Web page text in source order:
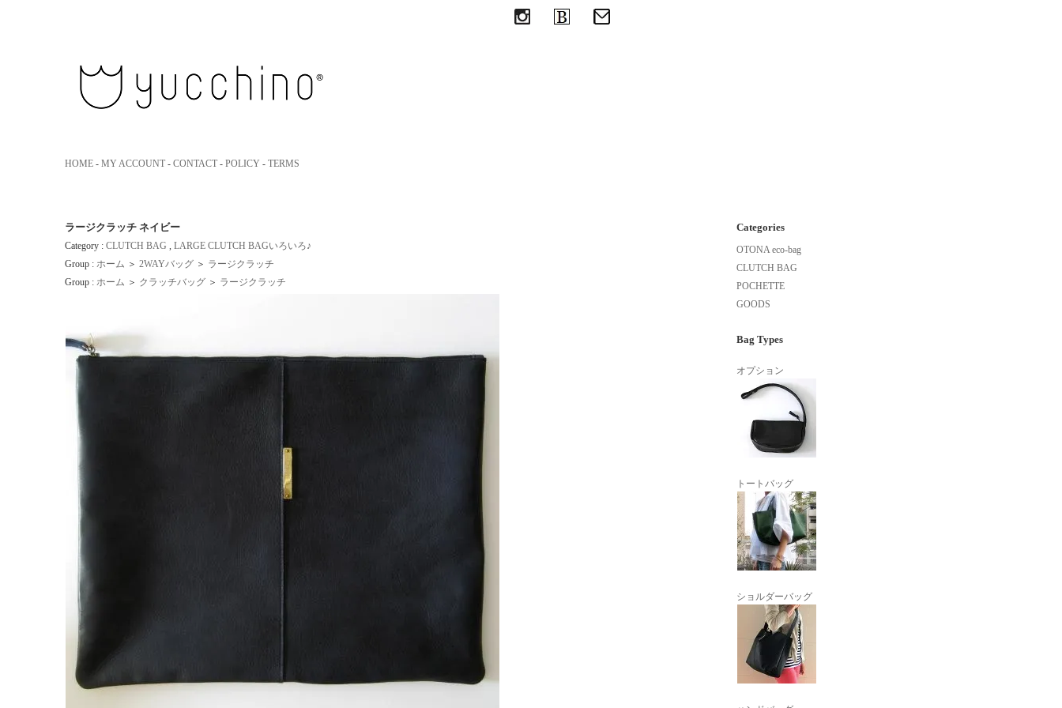
HOME - MY ACCOUNT - CONTACT - POLICY - TERMS
ラージクラッチ ネイビー
Category : CLUTCH BAG , LARGE CLUTCH BAGいろいろ♪
Group : ホーム ＞ 2WAYバッグ ＞ ラージクラッチ
Group : ホーム ＞ クラッチバッグ ＞ ラージクラッチ
Categories
OTONA eco-bag
CLUTCH BAG
POCHETTE
GOODS
Bag Types
オプション
トートバッグ
ショルダーバッグ